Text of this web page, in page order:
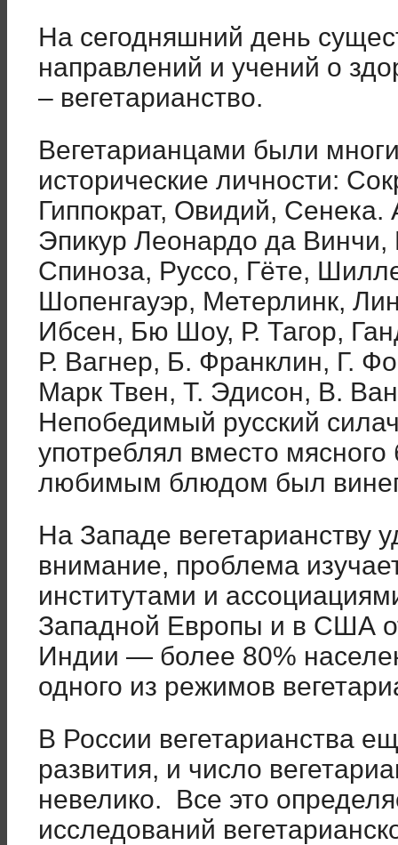
На сегодняшний день
направлений и учений о
– вегетарианство.
Вегетарианцами были
исторические личности:
Гиппократ, Овидий,
Эпикур Леонардо да
Спиноза, Руссо, Гёте,
Шопенгауэр, Метерлинк,
Ибсен, Бю Шоу, Р. Тагор,
Р. Вагнер, Б. Франклин, Г.
Марк Твен, Т. Эдисон, В.
Непобедимый русский
употреблял вместо мясного
любимым блюдом был
На Западе вегетарианству
внимание, проблема
институтами и
Западной Европы и в США
Индии — более 80%
одного из режимов
В России вегетарианства
развития, и число
невелико. Все это
исследований